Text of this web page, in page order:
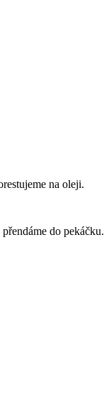
na oleji.
do pekáčku.